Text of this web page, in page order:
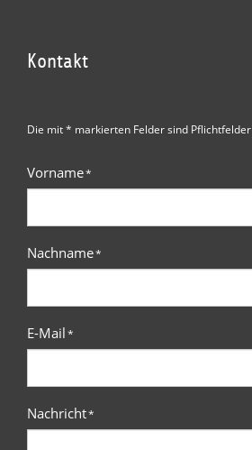
Kontakt
Die mit * markierten Felder sind Pflichtfelder
Vorname*
Nachname*
E-Mail*
Nachricht*